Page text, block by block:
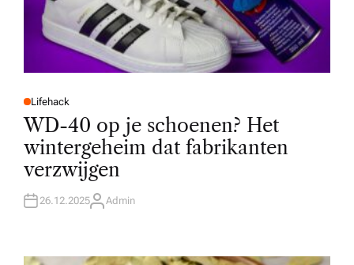
P
O
S
E
D
I
N
Lifehack
WD-40 op je schoenen? Het
wintergeheim dat fabrikanten
verzwijgen
26.12.2025A
R
Admin